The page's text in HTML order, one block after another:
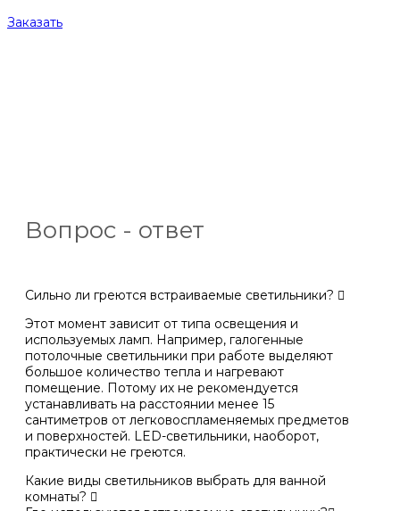
Заказать
Вопрос - ответ
Сильно ли греются встраиваемые светильники?
Этот момент зависит от типа освещения и
используемых ламп. Например, галогенные
потолочные светильники при работе выделяют
большое количество тепла и нагревают
помещение. Потому их не рекомендуется
устанавливать на расстоянии менее 15
сантиметров от легковоспламеняемых предметов
и поверхностей. LED-светильники, наоборот,
практически не греются.
Какие виды светильников выбрать для ванной
комнаты?